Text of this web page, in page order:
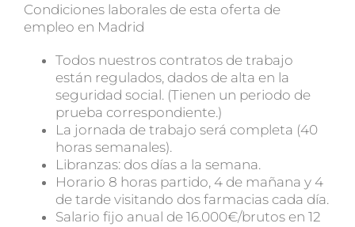
Condiciones laborales de esta oferta de
empleo en Madrid
Todos nuestros contratos de trabajo
están regulados, dados de alta en la
seguridad social. (Tienen un periodo de
prueba correspondiente.)
La jornada de trabajo será completa (40
horas semanales).
Libranzas: dos días a la semana.
Horario 8 horas partido, 4 de mañana y 4
de tarde visitando dos farmacias cada día.
Salario fijo anual de 16.000€/brutos en 12